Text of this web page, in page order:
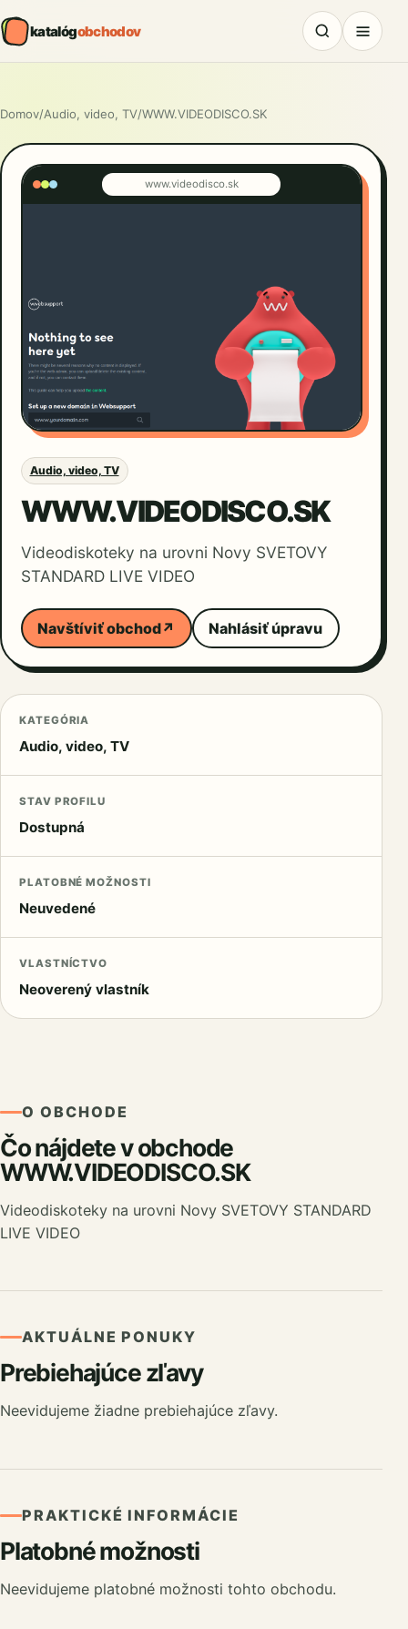
katalógobchodov
Domov/Audio, video, TV/WWW.VIDEODISCO.SK
www.videodisco.sk
Audio, video, TV
WWW.VIDEODISCO.SK
Videodiskoteky na urovni Novy SVETOVY
STANDARD LIVE VIDEO
Navštíviť obchod↗ Nahlásiť úpravu
KATEGÓRIA
Audio, video, TV
STAV PROFILU
Dostupná
PLATOBNÉ MOŽNOSTI
Neuvedené
VLASTNÍCTVO
Neoverený vlastník
O OBCHODE
Čo nájdete v obchode
WWW.VIDEODISCO.SK
Videodiskoteky na urovni Novy SVETOVY STANDARD
LIVE VIDEO
AKTUÁLNE PONUKY
Prebiehajúce zľavy
Neevidujeme žiadne prebiehajúce zľavy.
PRAKTICKÉ INFORMÁCIE
Platobné možnosti
Neevidujeme platobné možnosti tohto obchodu.